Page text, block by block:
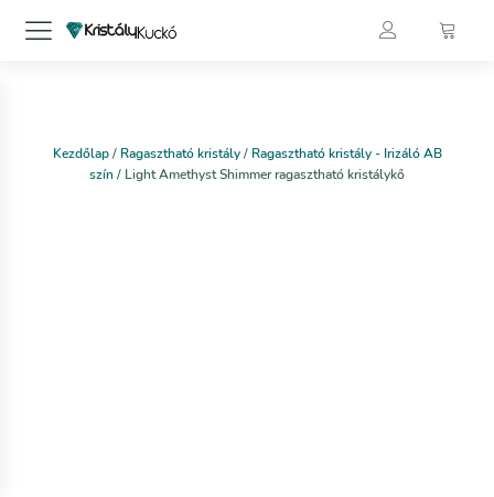
Kezdőlap/ Ragasztható kristály/ Ragasztható kristály - Irizáló AB
szín/ Light Amethyst Shimmer ragasztható kristálykő